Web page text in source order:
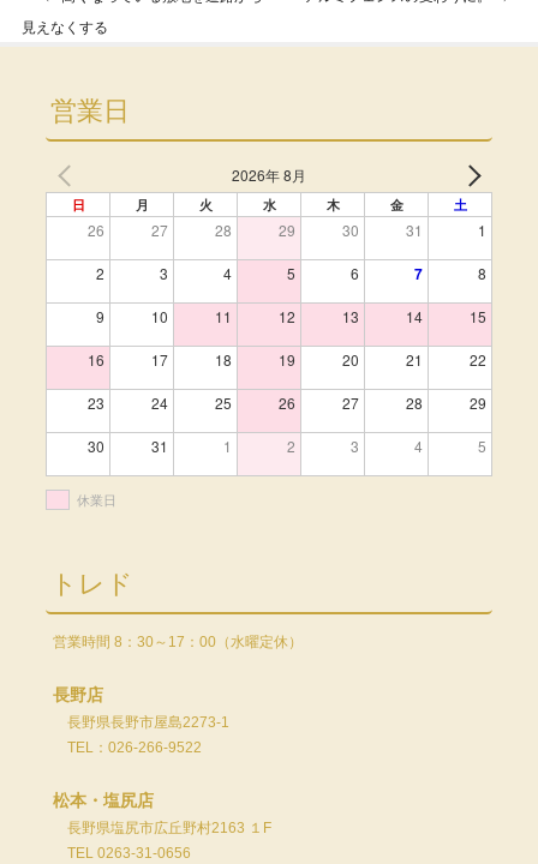
Post navigation
見えなくする
営業日
2026年 8月
日 月 火 水 木 金 土
26 27 28 29 30 31 1
2 3 4 5 6 7 8
9 10 11 12 13 14 15
16 17 18 19 20 21 22
23 24 25 26 27 28 29
30 31 1 2 3 4 5
休業日
トレド
営業時間 8：30～17：00（水曜定休）
長野店
長野県長野市屋島2273-1
TEL：026-266-9522
松本・塩尻店
長野県塩尻市広丘野村2163 １F
TEL 0263-31-0656